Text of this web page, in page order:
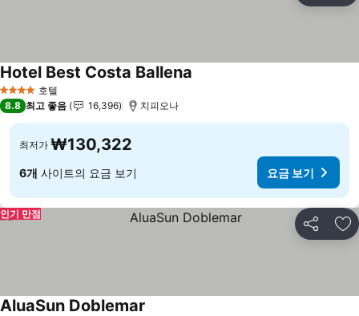
4 성급 호텔
Hotel Best Costa Ballena
8.8 최고 좋음 16,396 치피오나
최저가 ₩130,322
6개 사이트의 요금 보기 요금 보기
공유 즐
인기 만점
AluaSun Doblemar